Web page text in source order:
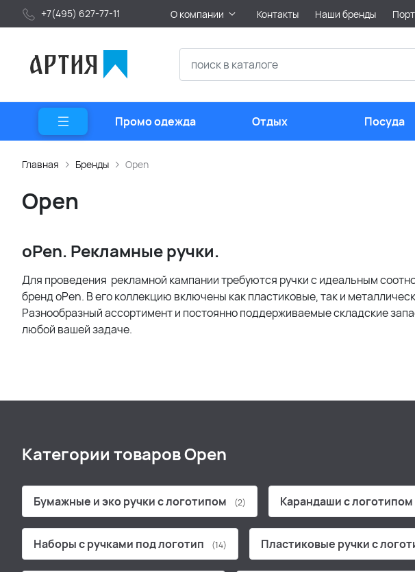
+7(495) 627-77-11 О компании Контакты Наши бренды
Промо одежда Отдых Посуда
Главная Бренды Open
Open
oPen. Рекламные ручки.
Для проведения рекламной кампании требуются ручки с идеальным
бренд oPen. В его коллекцию включены как пластиковые, так и
Разнообразный ассортимент и постоянно поддерживаемые складские
любой вашей задаче.
Категории товаров Open
Бумажные и эко ручки с логотипом (2) Карандаши с логотипом
Наборы с ручками под логотип (14) Пластиковые ручки с